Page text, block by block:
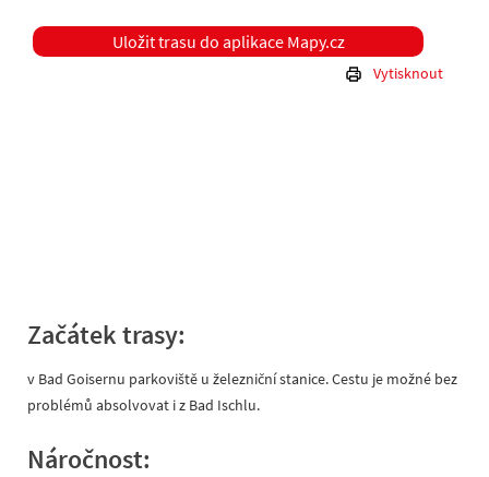
Vytisknout
Uložit trasu do aplikace Mapy.cz
Začátek trasy:
v Bad Goisernu parkoviště u železniční stanice. Cestu je možné bez
problémů absolvovat i z Bad Ischlu.
Náročnost: